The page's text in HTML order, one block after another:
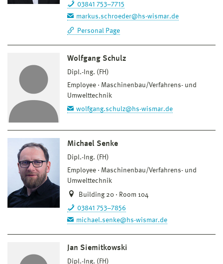
03841 753–7715
markus.schroeder@hs-wismar.de
Personal Page
Wolfgang Schulz
Dipl.-Ing. (FH)
Employee
Maschinenbau/Verfahrens- und
Umwelttechnik
wolfgang.schulz@hs-wismar.de
Michael Senke
Dipl.-Ing. (FH)
Employee
Maschinenbau/Verfahrens- und
Umwelttechnik
Building 20 · Room 104
03841 753–7856
michael.senke@hs-wismar.de
Jan Siemitkowski
Dipl.-Ing. (FH)